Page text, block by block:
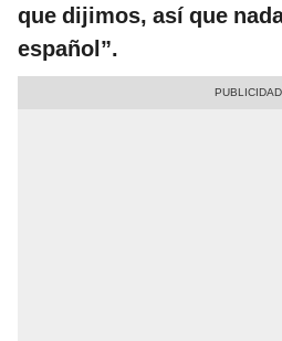
que dijimos, así que
español”.